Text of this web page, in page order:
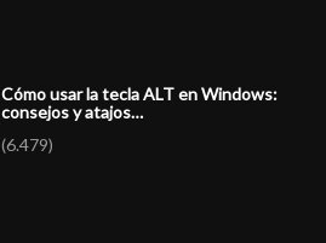
Cómo usar la tecla ALT en Windows:
consejos y atajos…
(6.479)